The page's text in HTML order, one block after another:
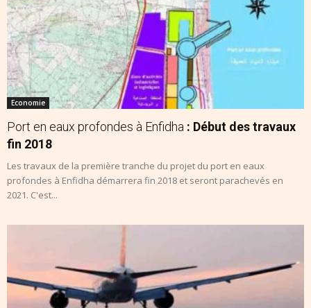
Economie
Port en eaux profondes à Enfidha : Début des travaux
fin 2018
Les travaux de la première tranche du projet du port en eaux
profondes à Enfidha démarrera fin 2018 et seront parachevés en
2021. C'est...